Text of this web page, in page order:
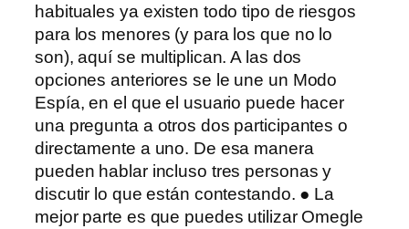
habituales ya existen todo tipo de riesgos
para los menores (y para los que no lo
son), aquí se multiplican. A las dos
opciones anteriores se le une un Modo
Espía, en el que el usuario puede hacer
una pregunta a otros dos participantes o
directamente a uno. De esa manera
pueden hablar incluso tres personas y
discutir lo que están contestando. ● La
mejor parte es que puedes utilizar Omegle